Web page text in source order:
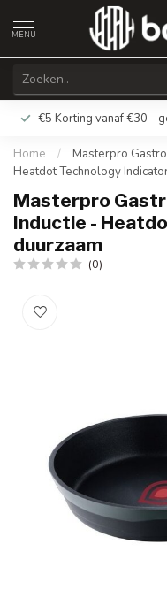
MENU
€5 Korting vanaf €30 –
Home /
Masterpro
Heatdot Technology
Masterpro
Inductie -
duurzaam
(0)